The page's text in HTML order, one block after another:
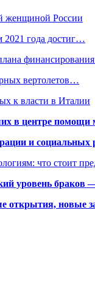
женщиной России
2021 года достиг…
вертолетов…
к власти в Италии
в центре
и социальных
что стоит
уровень браков
открытия, новые